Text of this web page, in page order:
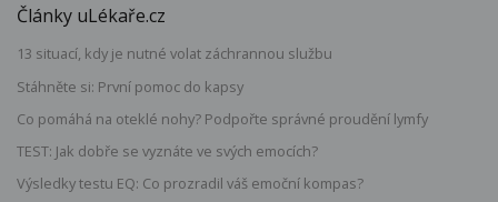
Články uLékaře.cz
13 situací, kdy je nutné volat záchrannou službu
Stáhněte si: První pomoc do kapsy
Co pomáhá na oteklé nohy? Podpořte správné proudění lymfy
TEST: Jak dobře se vyznáte ve svých emocích?
Výsledky testu EQ: Co prozradil váš emoční kompas?